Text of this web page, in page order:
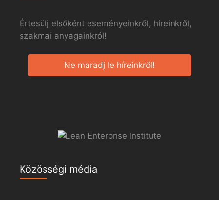
Értesülj elsőként eseményeinkről, híreinkről,
szakmai anyagainkról!
Ne maradj le híreinkről!
Közösségi média